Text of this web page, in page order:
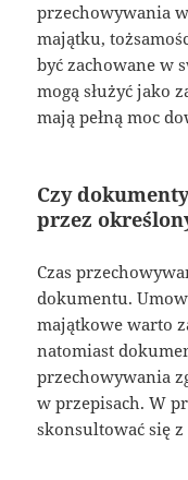
przechowywania
majątku,
być zachowane w
mogą służyć jako
mają pełną moc
Czy
przez
Czas
dokumentu.
majątkowe warto
natomiast
przechowywania
w przepisach. W
skonsultować się z